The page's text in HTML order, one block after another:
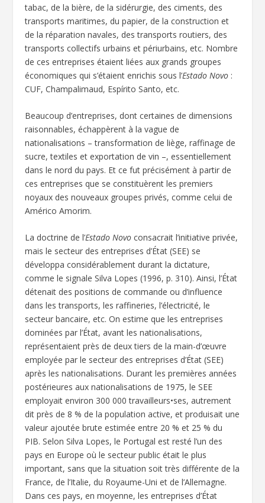
tabac, de la bière, de la sidérurgie, des ciments, des
transports maritimes, du papier, de la construction et
de la réparation navales, des transports routiers, des
transports collectifs urbains et périurbains, etc. Nombre
de ces entreprises étaient liées aux grands groupes
économiques qui s’étaient enrichis sous l’Estado Novo :
CUF, Champalimaud, Espírito Santo, etc.
Beaucoup d’entreprises, dont certaines de dimensions
raisonnables, échappèrent à la vague de
nationalisations – transformation de liège, raffinage de
sucre, textiles et exportation de vin –, essentiellement
dans le nord du pays. Et ce fut précisément à partir de
ces entreprises que se constituèrent les premiers
noyaux des nouveaux groupes privés, comme celui de
Américo Amorim.
La doctrine de l’Estado Novo consacrait l’initiative privée,
mais le secteur des entreprises d’État (SEE) se
développa considérablement durant la dictature,
comme le signale Silva Lopes (1996, p. 310). Ainsi, l’État
détenait des positions de commande ou d’influence
dans les transports, les raffineries, l’électricité, le
secteur bancaire, etc. On estime que les entreprises
dominées par l’État, avant les nationalisations,
représentaient près de deux tiers de la main-d’œuvre
employée par le secteur des entreprises d’État (SEE)
après les nationalisations. Durant les premières années
postérieures aux nationalisations de 1975, le SEE
employait environ 300 000 travailleurs•ses, autrement
dit près de 8 % de la population active, et produisait une
valeur ajoutée brute estimée entre 20 % et 25 % du
PIB. Selon Silva Lopes, le Portugal est resté l’un des
pays en Europe où le secteur public était le plus
important, sans que la situation soit très différente de la
France, de l’Italie, du Royaume-Uni et de l’Allemagne.
Dans ces pays, en moyenne, les entreprises d’État